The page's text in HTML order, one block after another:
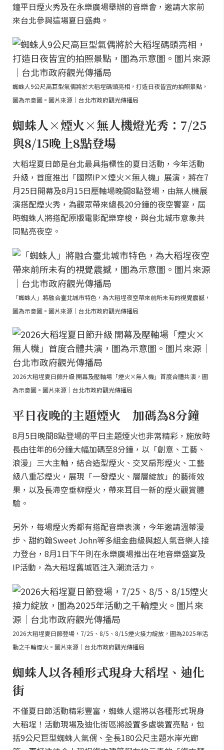
鐘平日煙火秀及在永樂廣場舉辦的音樂會，邀請大家前
來台北參與這場夏日盛典。
蜘蛛人9公尺高巨型氣偶將於大稻埕碼頭亮相，打造日夜皆宜的拍照景點，
圖為示意圖。圖片來源｜台北市政府觀光傳播局
蜘蛛人×煙火×無人機燈光秀：7/25
與8/15晚上8點登場
大稻埕夏日節是台北最具指標性的夏日活動，今年活動
升級，首度推出「國際IP×煙火×無人機」展演，將在7
月25日開幕及8月15日壓軸場晚間8點登場，由無人機展
演搭配煙火秀，為觀眾帶來總長20分鐘的夜空饗宴，屆
時蜘蛛人將搭配原版電影配樂穿梭，與台北城市意象共
同點亮夜空。
「蜘蛛人」將融合臺北城市特色，為大稻埕夜空帶來前所未有的視覺震撼，
圖為示意圖。圖片來源｜台北市政府觀光傳播局
2026大稻埕夏日節升級 開幕及壓軸場「煙火×無人機」首度合體共演，圖
為示意圖。圖片來源｜台北市政府觀光傳播局
平日夜晚的主題煙火 加碼為8分鐘
8月5日晚間8點登場的平日主題煙火也非常精彩，施放時
長由往年的6分鐘大幅加碼至8分鐘，以「創意、工藝、
浪漫」三大主軸，結合造型煙火、交叉扇形煙火、工藝
級八重芯煙火，展現「一發煙火、層層綻放」的藝術效
果，以及長滯空垂柳煙火，帶來耳目一新的煙火觀賞體
驗。
另外，每場煙火秀都有搭配音樂表演，今年邀請溫蒂漫
步、甜約翰Sweet John等多組金曲級與超人氣音樂人接
力登台，8月1日下午則在永樂廣場推出在地音樂盛宴及
IP活動，為大稻埕舊城區注入潮流活力。
2026大稻埕夏日節登場，7/25、8/5、8/15煙火接力綻放，圖為2025年活
動之千輪煙火。圖片來源｜台北市政府觀光傳播局
蜘蛛人以各種形式現身大稻埕、迪化
街
不僅夏日節活動精彩豐富，蜘蛛人還將以各種形式現身
大稻埕！活動現場及迪化街區將設置多處裝置亮點，包
括9公尺巨型蜘蛛人氣偶、全長180公尺主題水岸光廊